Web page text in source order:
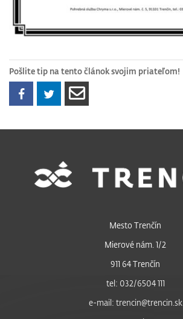
Pošlite tip na tento článok svojim priateľom!
Mesto Trenčín
Mierové nám. 1/2
911 64 Trenčín
tel: 032/6504 111
e-mail: trencin@trencin.sk